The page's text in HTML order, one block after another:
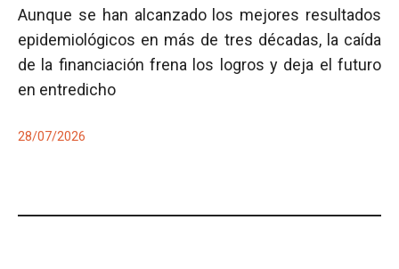
Aunque se han alcanzado los mejores resultados
epidemiológicos en más de tres décadas, la caída
de la financiación frena los logros y deja el futuro
en entredicho
28/07/2026